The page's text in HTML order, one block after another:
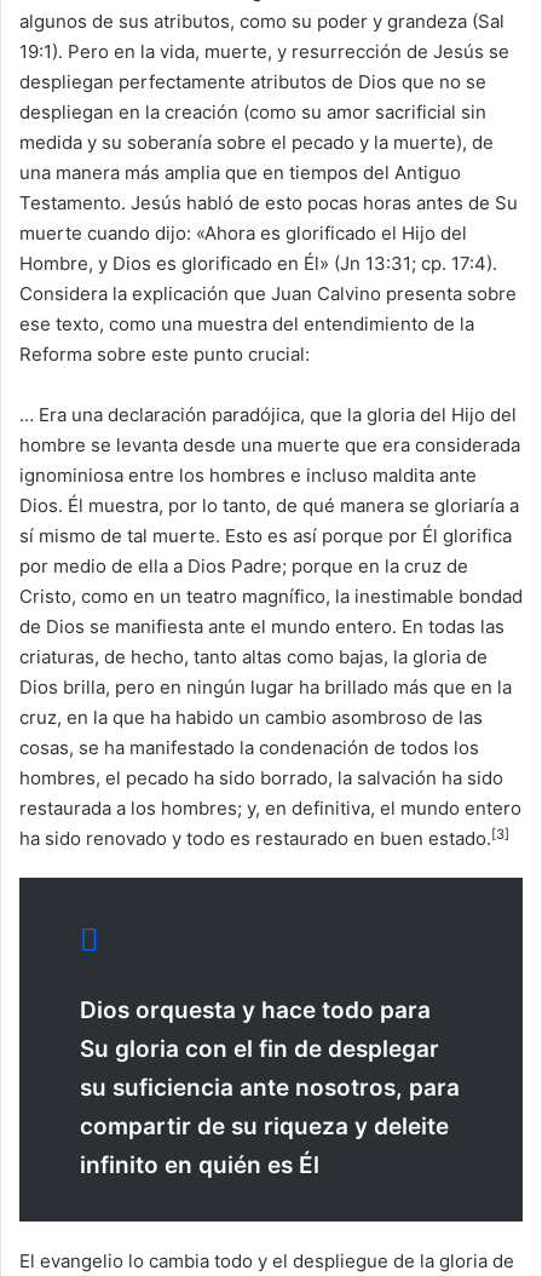
algunos de sus atributos, como su poder y grandeza (Sal
19:1). Pero en la vida, muerte, y resurrección de Jesús se
despliegan perfectamente atributos de Dios que no se
despliegan en la creación (como su amor sacrificial sin
medida y su soberanía sobre el pecado y la muerte), de
una manera más amplia que en tiempos del Antiguo
Testamento. Jesús habló de esto pocas horas antes de Su
muerte cuando dijo: «Ahora es glorificado el Hijo del
Hombre, y Dios es glorificado en Él» (Jn 13:31; cp. 17:4).
Considera la explicación que Juan Calvino presenta sobre
ese texto, como una muestra del entendimiento de la
Reforma sobre este punto crucial:
… Era una declaración paradójica, que la gloria del Hijo del
hombre se levanta desde una muerte que era considerada
ignominiosa entre los hombres e incluso maldita ante
Dios. Él muestra, por lo tanto, de qué manera se gloriaría a
sí mismo de tal muerte. Esto es así porque por Él glorifica
por medio de ella a Dios Padre; porque en la cruz de
Cristo, como en un teatro magnífico, la inestimable bondad
de Dios se manifiesta ante el mundo entero. En todas las
criaturas, de hecho, tanto altas como bajas, la gloria de
Dios brilla, pero en ningún lugar ha brillado más que en la
cruz, en la que ha habido un cambio asombroso de las
cosas, se ha manifestado la condenación de todos los
hombres, el pecado ha sido borrado, la salvación ha sido
restaurada a los hombres; y, en definitiva, el mundo entero
ha sido renovado y todo es restaurado en buen estado.[3]
Dios orquesta y hace todo para
Su gloria con el fin de desplegar
su suficiencia ante nosotros, para
compartir de su riqueza y deleite
infinito en quién es Él
El evangelio lo cambia todo y el despliegue de la gloria de